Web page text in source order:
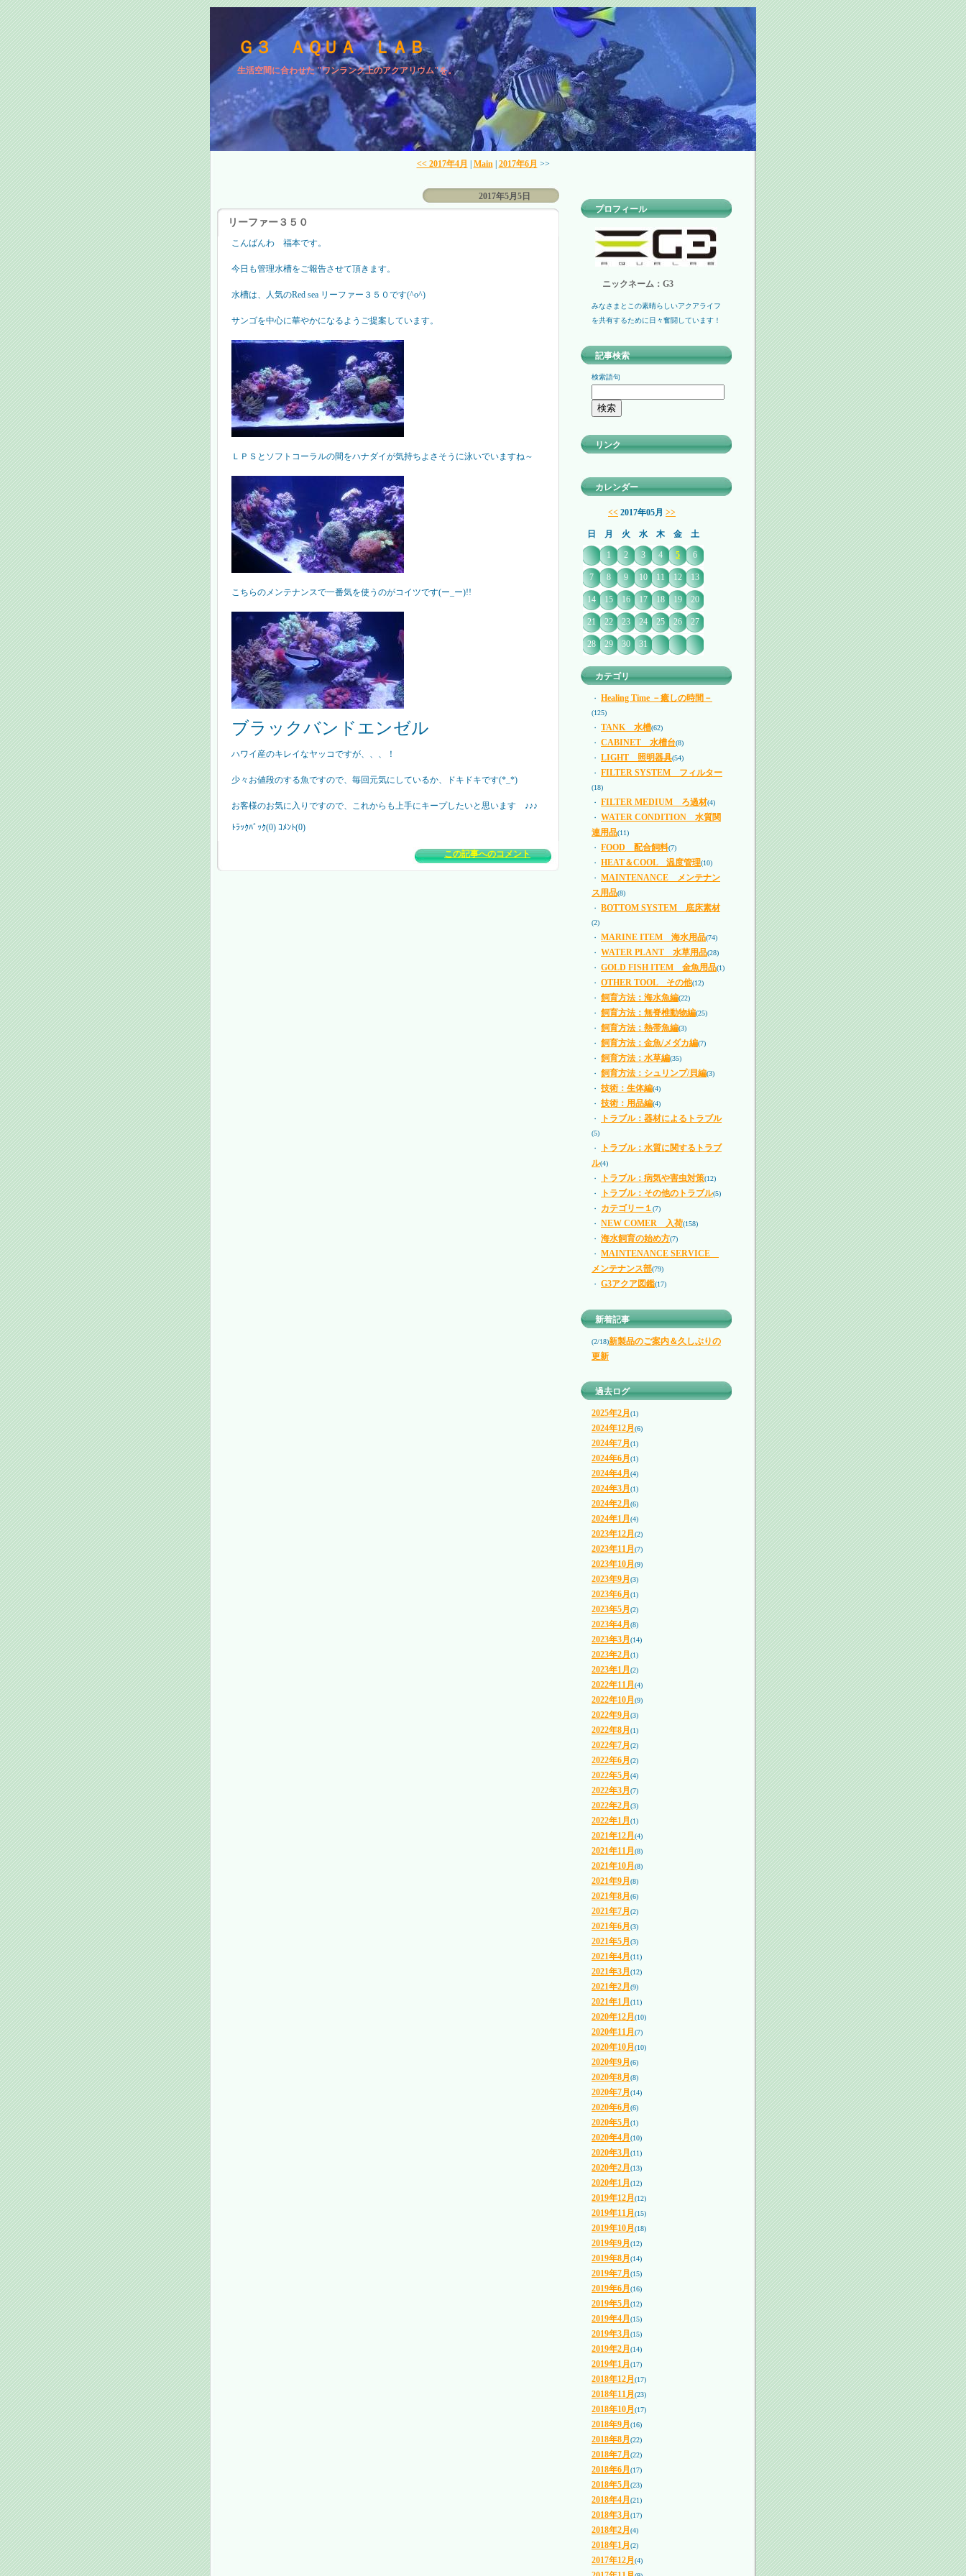
Ｇ３ ＡＱＵＡ ＬＡＢ
生活空間に合わせた "ワンランク上のアクアリウム"を。
<< 2017年4月 Main| 2017年6月 >>
2017年5月5日
リーファー３５０
こんばんわ 福本です。
今日も管理水槽をご報告させて頂きます。
水槽は、人気のRed sea リーファー３５０です(^o^)
サンゴを中心に華やかになるようご提案しています。
ＬＰＳとソフトコーラルの間をハナダイが気持ちよさそうに泳いでいますね～
こちらのメンテナンスで一番気を使うのがコイツです(ー_ー)!!
ブラックバンドエンゼル
ハワイ産のキレイなヤッコですが、、、！
少々お値段のする魚ですので、毎回元気にしているか、ドキドキです(*_*)
お客様のお気に入りですので、これからも上手にキープしたいと思います ♪♪♪
ﾄﾗｯｸﾊﾞｯｸ(0) ｺﾒﾝﾄ(0)
この記事へのコメント
プロフィール
ニックネーム：G3
みなさまとこの素晴らしいアクアライフ
を共有するために日々奮闘しています！
記事検索
検索語句
リンク
カレンダー
<< 2017年05月 >>
日 月 火 水 木 金 土
1 2 3 4 5 6
7 8 9 10 11 12 13
14 15 16 17 18 19 20
21 22 23 24 25 26 27
28 29 30 31
カテゴリ
・ Healing Time －癒しの時間－
(125)
・ TANK 水槽(62)
・ CABINET 水槽台(8)
・ LIGHT 照明器具(54)
・ FILTER SYSTEM フィルター
(18)
・ FILTER MEDIUM ろ過材(4)
・ WATER CONDITION 水質関
連用品(11)
・ FOOD 配合飼料(7)
・ HEAT＆COOL 温度管理(10)
・ MAINTENANCE メンテナン
ス用品(8)
・ BOTTOM SYSTEM 底床素材
(2)
・ MARINE ITEM 海水用品(74)
・ WATER PLANT 水草用品(28)
・ GOLD FISH ITEM 金魚用品(1)
・ OTHER TOOL その他(12)
・ 飼育方法：海水魚編(22)
・ 飼育方法：無脊椎動物編(25)
・ 飼育方法：熱帯魚編(3)
・ 飼育方法：金魚/メダカ編(7)
・ 飼育方法：水草編(35)
・ 飼育方法：シュリンプ/貝編(3)
・ 技術：生体編(4)
・ 技術：用品編(4)
・
トラブル：器材によるトラブル
(5)
・
トラブル：水質に関するトラブ
ル(4)
・
トラブル：病気や害虫対策(12)
・
トラブル：その他のトラブル(5)
・ カテゴリー１(7)
・ NEW COMER 入荷(158)
・ 海水飼育の始め方(7)
・ MAINTENANCE SERVICE
メンテナンス部(79)
・ G3アクア図鑑(17)
新着記事
(2/18)新製品のご案内＆久しぶりの
更新
過去ログ
2025年2月 (1)
2024年12月 (6)
2024年7月 (1)
2024年6月 (1)
2024年4月 (4)
2024年3月 (1)
2024年2月 (6)
2024年1月 (4)
2023年12月 (2)
2023年11月 (7)
2023年10月 (9)
2023年9月 (3)
2023年6月 (1)
2023年5月 (2)
2023年4月 (8)
2023年3月 (14)
2023年2月 (1)
2023年1月 (2)
2022年11月 (4)
2022年10月 (9)
2022年9月 (3)
2022年8月 (1)
2022年7月 (2)
2022年6月 (2)
2022年5月 (4)
2022年3月 (7)
2022年2月 (3)
2022年1月 (1)
2021年12月 (4)
2021年11月 (8)
2021年10月 (8)
2021年9月 (8)
2021年8月 (6)
2021年7月 (2)
2021年6月 (3)
2021年5月 (3)
2021年4月 (11)
2021年3月 (12)
2021年2月 (9)
2021年1月 (11)
2020年12月 (10)
2020年11月 (7)
2020年10月 (10)
2020年9月 (6)
2020年8月 (8)
2020年7月 (14)
2020年6月 (6)
2020年5月 (1)
2020年4月 (10)
2020年3月 (11)
2020年2月 (13)
2020年1月 (12)
2019年12月 (12)
2019年11月 (15)
2019年10月 (18)
2019年9月 (12)
2019年8月 (14)
2019年7月 (15)
2019年6月 (16)
2019年5月 (12)
2019年4月 (15)
2019年3月 (15)
2019年2月 (14)
2019年1月 (17)
2018年12月 (17)
2018年11月 (23)
2018年10月 (17)
2018年9月 (16)
2018年8月 (22)
2018年7月 (22)
2018年6月 (17)
2018年5月 (23)
2018年4月 (21)
2018年3月 (17)
2018年2月 (4)
2018年1月 (2)
2017年12月 (4)